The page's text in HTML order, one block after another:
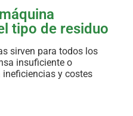
tipo de residuo
sirven para todos los
insuficiente o
y costes